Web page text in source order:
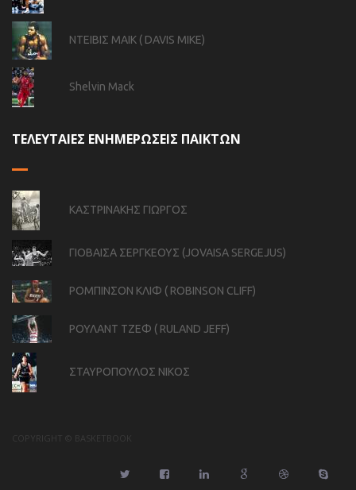
ΝΤΕΙΒΙΣ ΜΑΙΚ ( DAVIS MIKE)
Shelvin Mack
ΤΕΛΕΥΤΑΙΕΣ ΕΝΗΜΕΡΩΣΕΙΣ ΠΑΙΚΤΩΝ
ΚΑΣΤΡΙΝΑΚΗΣ ΓΙΩΡΓΟΣ
ΓΙΟΒΑΙΣΑ ΣΕΡΓΚΕΟΥΣ (JOVAISA SERGEJUS)
ΡΟΜΠΙΝΣΟΝ ΚΛΙΦ ( ROBINSON CLIFF)
ΡΟΥΛΑΝΤ ΤΖΕΦ ( RULAND JEFF)
ΣΤΑΥΡΟΠΟΥΛΟΣ ΝΙΚΟΣ
COPYRIGHT © BASKETBOOK